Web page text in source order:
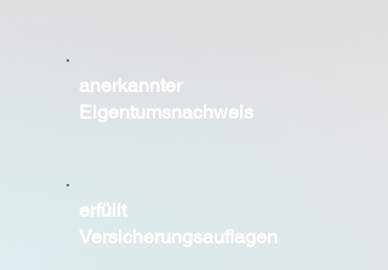
anerkannter
Eigentumsnachweis
erfüllt
Versicherungsauflagen